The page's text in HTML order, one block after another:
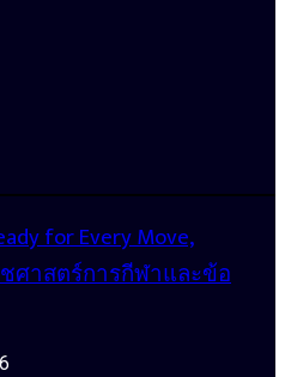
for Every Move,
ศาสตร์การกีฬาและข้อ